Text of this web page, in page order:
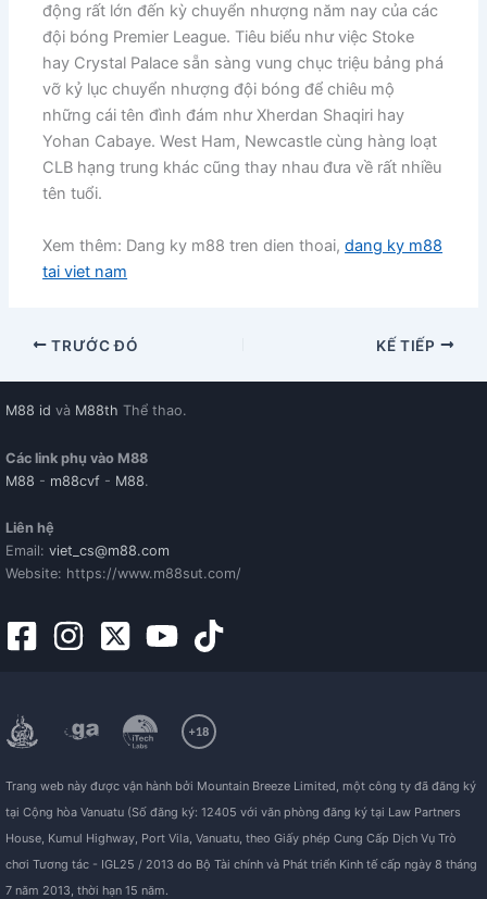
động rất lớn đến kỳ chuyển nhượng năm nay của các
đội bóng Premier League. Tiêu biểu như việc Stoke
hay Crystal Palace sẵn sàng vung chục triệu bảng phá
vỡ kỷ lục chuyển nhượng đội bóng để chiêu mộ
những cái tên đình đám như Xherdan Shaqiri hay
Yohan Cabaye. West Ham, Newcastle cùng hàng loạt
CLB hạng trung khác cũng thay nhau đưa về rất nhiều
tên tuổi.
Xem thêm: Dang ky m88 tren dien thoai,dang ky m88
tai viet nam
TRƯỚC ĐÓ KẾ TIẾP
M88 id và M88th Thể thao.
Các link phụ vào M88
M88 - m88cvf - M88.
Liên hệ
Email: viet_cs@m88.com
Website: https://www.m88sut.com/
Trang web này được vận hành bởi Mountain Breeze Limited, một công ty đã đăng ký
tại Cộng hòa Vanuatu (Số đăng ký: 12405 với văn phòng đăng ký tại Law Partners
House, Kumul Highway, Port Vila, Vanuatu, theo Giấy phép Cung Cấp Dịch Vụ Trò
chơi Tương tác - IGL25 / 2013 do Bộ Tài chính và Phát triển Kinh tế cấp ngày 8 tháng
7 năm 2013, thời hạn 15 năm.